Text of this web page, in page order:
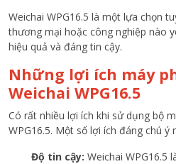
Weichai WPG16.5 là một lựa chọn
thương mại hoặc công nghiệp nào
hiệu quả và đáng tin cậy.
Những lợi ích máy
Weichai WPG16.5
Có rất nhiều lợi ích khi sử dụng bộ
WPG16.5. Một số lợi ích đáng chú ý
Độ tin cậy: Weichai WPG16.5